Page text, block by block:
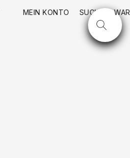
MEIN KONTO SUCHE